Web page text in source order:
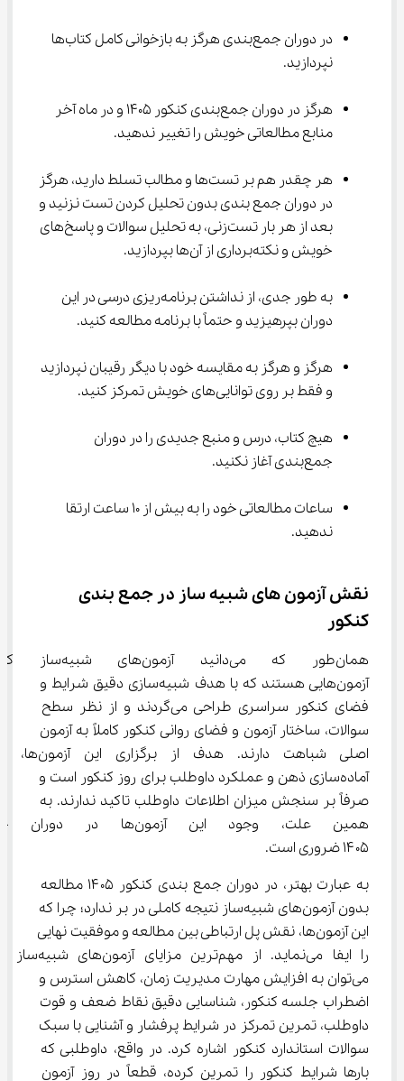
در دوران جمع‌بندی هرگز به بازخوانی کامل کتاب‌ها
نپردازید.
هرگز در دوران جمع‌بندی کنکور 1405 و در ماه آخر
منابع مطالعاتی خویش را تغییر ندهید.
هر چقدر هم بر تست‌ها و مطالب تسلط دارید، هرگز
در دوران جمع بندی بدون تحلیل کردن تست نزنید و
بعد از هر بار تست‌زنی، به تحلیل سوالات و پاسخ‌های
خویش و نکته‌برداری از آن‌ها بپردازید.
به طور جدی، از نداشتن برنامه‌ریزی درسی در این
دوران بپرهیزید و حتماً با برنامه مطالعه کنید.
هرگز و هرگز به مقایسه خود با دیگر رقیبان نپردازید
و فقط بر روی توانایی‌های خویش تمرکز کنید.
هیچ کتاب، درس و منبع جدیدی را در دوران
جمع‌بندی آغاز نکنید.
ساعات مطالعاتی خود را به بیش از 10 ساعت ارتقا
ندهید.
نقش آزمون های شبیه ساز در جمع بندی
کنکور
همان‌طور که می‌دانید آزمون‌های
آزمون‌هایی هستند که با هدف شبیه‌سازی دقیق شرایط و
فضای کنکور سراسری طراحی می‌گردند و از نظر سطح
سوالات، ساختار آزمون و فضای روانی کنکور کاملاً به آزمون
اصلی شباهت دارند. هدف از برگزاری این آزمون‌ها،
آماده‌سازی ذهن و عملکرد داوطلب برای روز کنکور است و
صرفاً بر سنجش میزان اطلاعات داوطلب تاکید ندارند. به
همین علت، وجود این
۱۴۰۵ ضروری است.
به عبارت بهتر، در دوران جمع بندی کنکور ۱۴۰۵ مطالعه
بدون آزمون‌های شبیه‌ساز نتیجه کاملی در بر ندارد؛ چرا که
این آزمون‌ها، نقش پل ارتباطی بین مطالعه و موفقیت نهایی
را ایفا می‌نماید. از مهم‌ترین مزایای آزمون‌های شبیه‌ساز
می‌توان به افزایش مهارت مدیریت زمان، کاهش استرس و
اضطراب جلسه کنکور، شناسایی دقیق نقاط ضعف و قوت
داوطلب، تمرین تمرکز در شرایط پرفشار و آشنایی با سبک
سوالات استاندارد کنکور اشاره کرد. در واقع، داوطلبی که
بارها شرایط کنکور را تمرین کرده، قطعاً در روز آزمون